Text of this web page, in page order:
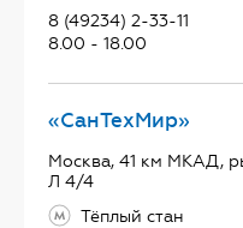
8 (49234) 2-33-11
8.00 - 18.00
«СанТехМир»
Москва, 41 км МКАД,
Л 4/4
Тёплый стан